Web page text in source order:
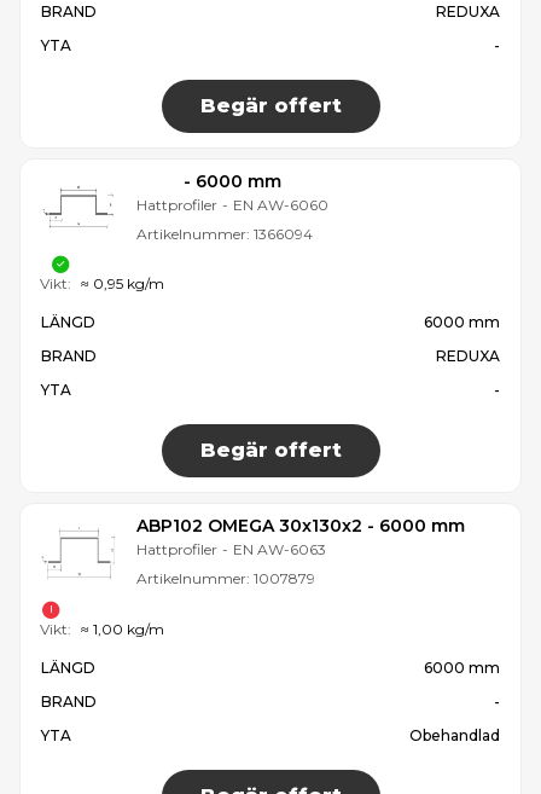
BRAND
REDUXA
YTA
-
Begär offert
- 6000 mm
Hattprofiler - EN AW-6060
Artikelnummer: 1366094
LÄNGD
6000 mm
BRAND
REDUXA
YTA
-
Begär offert
Vikt: ≈ 0,95 kg/m
ABP102 OMEGA 30x130x2 - 6000 mm
Hattprofiler - EN AW-6063
Artikelnummer: 1007879
LÄNGD
6000 mm
BRAND
-
YTA
Obehandlad
Vikt: ≈ 1,00 kg/m